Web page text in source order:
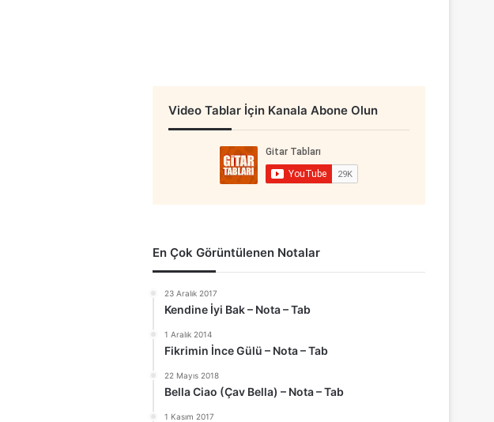
Video Tablar İçin Kanala Abone Olun
En Çok Görüntülenen Notalar
23 Aralık 2017
Kendine İyi Bak – Nota – Tab
1 Aralık 2014
Fikrimin İnce Gülü – Nota – Tab
22 Mayıs 2018
Bella Ciao (Çav Bella) – Nota – Tab
1 Kasım 2017